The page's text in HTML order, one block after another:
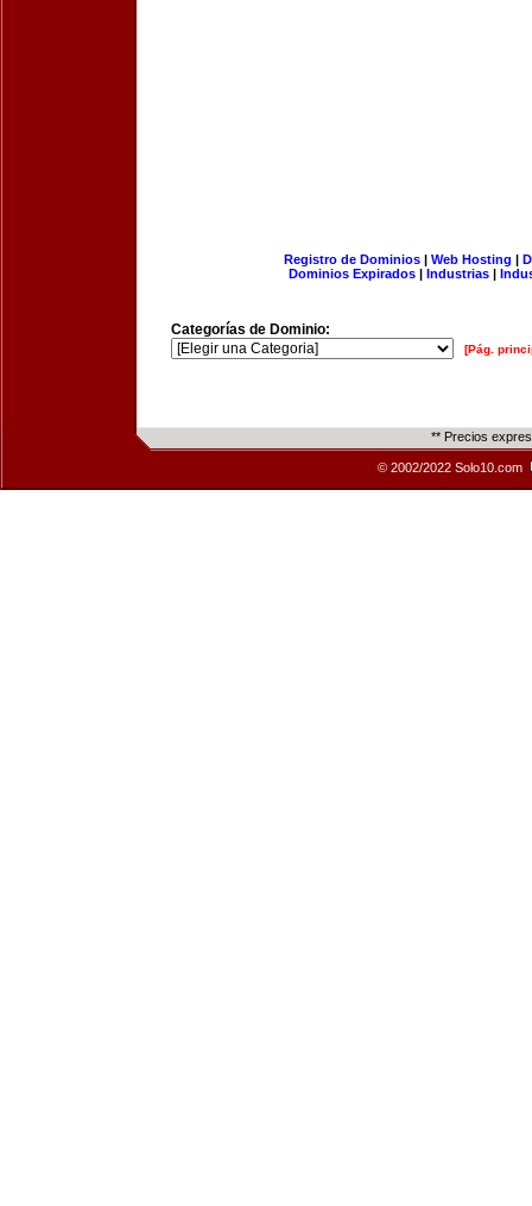
Registro de Dominios| Web Hosting |
Dominios Expirados | Industrias |
Categorías de Dominio:
[Pág.
** Precios
© 2002/2022 Solo10.com